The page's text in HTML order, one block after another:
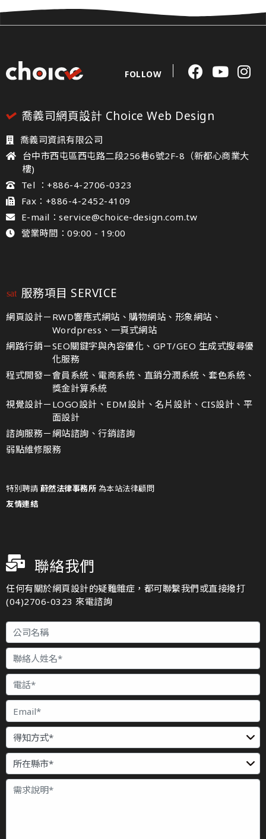
FOLLOW
喬義司網頁設計 Choice Web Design
喬義司資訊有限公司
台中市西屯區西屯路二段256巷6號2F-8（新都心商業大
樓)
Tel ：+886-4-2706-0323
Fax：+886-4-2452-4109
E-mail：service@choice-design.com.tw
營業時間：09:00 - 19:00
服務項目 SERVICE
網頁設計－ RWD響應式網站、購物網站、形象網站、
Wordpress、一頁式網站
網路行銷－SEO關鍵字與內容優化、GPT/GEO 生成式搜尋優
化服務
程式開發－會員系統、電商系統、直銷分潤系統、套色系統、
獎金計算系統
視覺設計－ LOGO設計、EDM設計、名片設計、CIS設計、平
面設計
諮詢服務－網站諮詢、行銷諮詢
弱點維修服務
特別聘請 蔚然法律事務所 為本站法律顧問
友情連結
聯絡我們
任何有關於網頁設計的疑難雜症，都可聯繫我們或直接撥打
(04)2706-0323 來電諮詢